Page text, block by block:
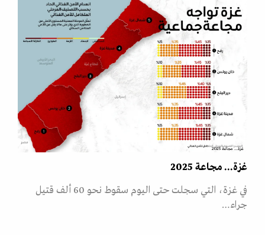
غزة... مجاعة 2025
غزة... مجاعة 2025
في غزة، التي سجلت حتى اليوم سقوط نحو 60 ألف قتيل
جراء…